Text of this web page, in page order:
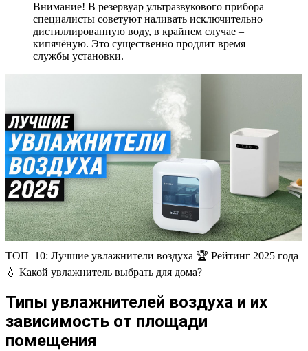
Внимание! В резервуар ультразвукового прибора
специалисты советуют наливать исключительно
дистиллированную воду, в крайнем случае –
кипячёную. Это существенно продлит время
службы установки.
ТОП–10: Лучшие увлажнители воздуха 🏆 Рейтинг 2025 года
💧 Какой увлажнитель выбрать для дома?
Типы увлажнителей воздуха и их
зависимость от площади
помещения